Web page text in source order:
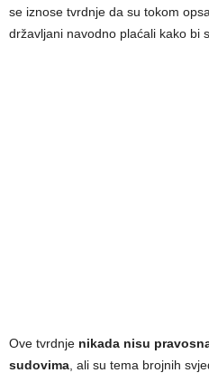
se iznose tvrdnje da su tokom
državljani navodno plaćali kako bi
Ove tvrdnje nikada nisu
sudovima , ali su tema brojnih